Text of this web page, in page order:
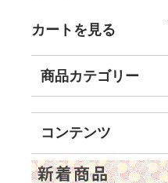
カートを見る
商品カテゴリー
コンテンツ